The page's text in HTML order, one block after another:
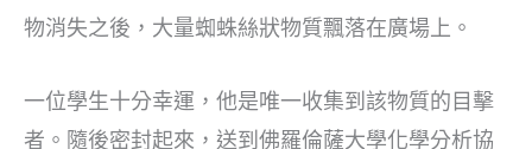
物消失之後，大量蜘蛛絲狀物質飄落在廣場上。
一位學生十分幸運，他是唯一收集到該物質的目擊
者。隨後密封起來，送到佛羅倫薩大學化學分析協